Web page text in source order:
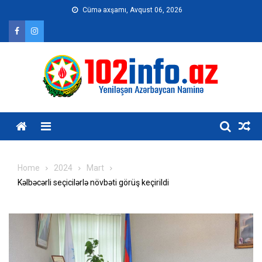
content
Cümə axşamı, Avqust 06, 2026
Home 2024
Mart
Kəlbəcərli seçicilərlə növbəti görüş keçirildi